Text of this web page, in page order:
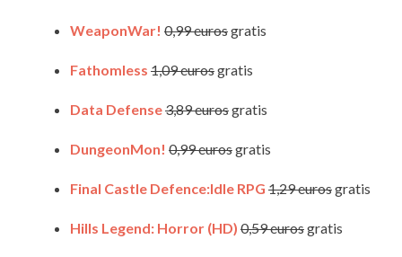
WeaponWar! 0,99 eurosgratis
Fathomless 1,09 eurosgratis
Data Defense3,89 eurosgratis
DungeonMon! 0,99 eurosgratis
Final Castle Defence:Idle RPG 1,29 eurosgratis
Hills Legend: Horror (HD) 0,59 eurosgratis